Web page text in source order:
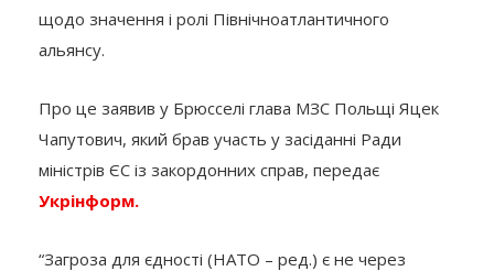
щодо значення і ролі Північноатлантичного
альянсу.
Про це заявив у Брюсселі глава МЗС Польщі Яцек
Чапутович, який брав участь у засіданні Ради
міністрів ЄС із закордонних справ, передає
Укрінформ.
“Загроза для єдності (НАТО – ред.) є не через